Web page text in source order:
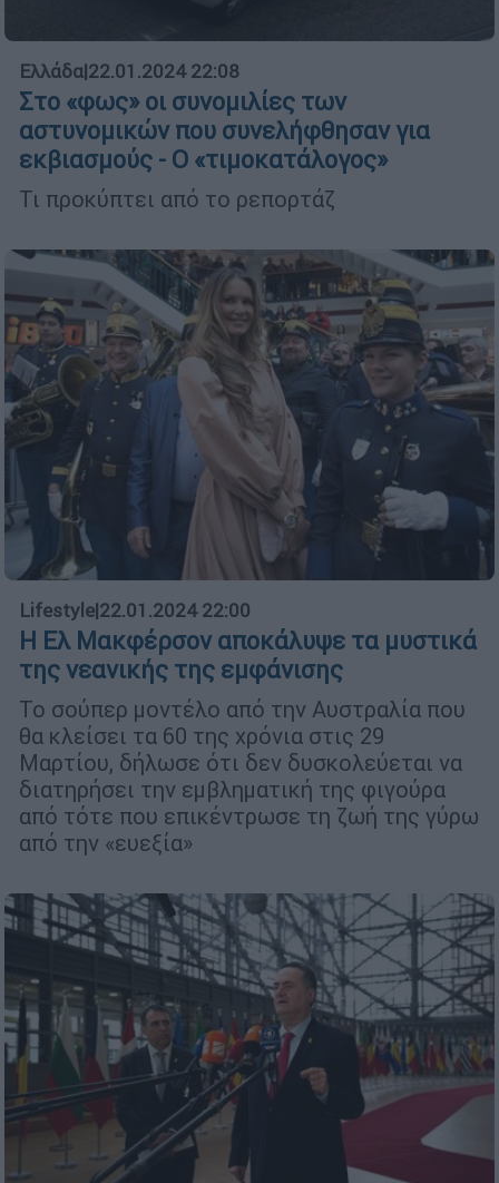
Ελλάδα|22.01.2024 22:08
Στο «φως» οι συνομιλίες των
αστυνομικών που συνελήφθησαν για
εκβιασμούς - Ο «τιμοκατάλογος»
Τι προκύπτει από το ρεπορτάζ
Lifestyle|22.01.2024 22:00
Η Ελ Μακφέρσον αποκάλυψε τα μυστικά
της νεανικής της εμφάνισης
Το σούπερ μοντέλο από την Αυστραλία που
θα κλείσει τα 60 της χρόνια στις 29
Μαρτίου, δήλωσε ότι δεν δυσκολεύεται να
διατηρήσει την εμβληματική της φιγούρα
από τότε που επικέντρωσε τη ζωή της γύρω
από την «ευεξία»